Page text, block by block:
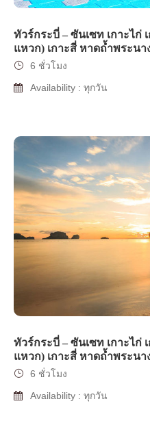
ทัวร์กระบี่ – ซันเซท เกาะไก่
แหวก) เกาะสี่ หาดถ้ำพระนา
6 ชั่วโมง
Availability : ทุกวัน
ทัวร์กระบี่ – ซันเซท เกาะไก่
แหวก) เกาะสี่ หาดถ้ำพระนา
6 ชั่วโมง
Availability : ทุกวัน